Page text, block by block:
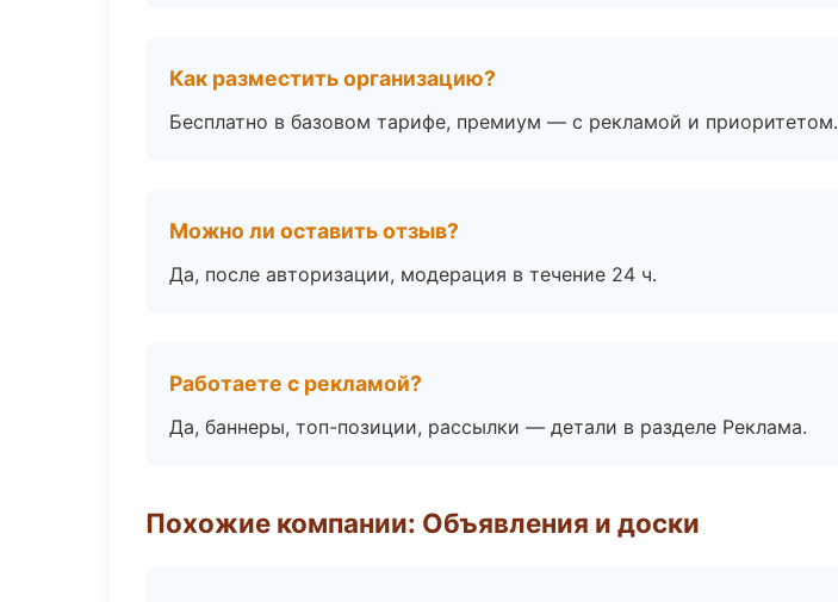
Как разместить организацию?
Бесплатно в базовом тарифе, премиум — с рекламой и приоритетом.
Можно ли оставить отзыв?
Да, после авторизации, модерация в течение 24 ч.
Работаете с рекламой?
Да, баннеры, топ-позиции, рассылки — детали в разделе Реклама.
Похожие компании: Объявления и доски